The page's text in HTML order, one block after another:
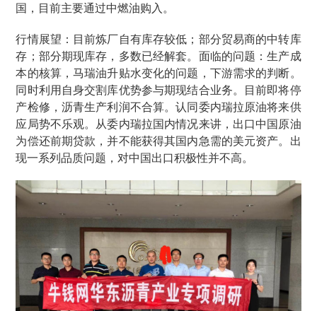
国，目前主要通过中燃油购入。
行情展望：目前炼厂自有库存较低；部分贸易商的中转库
存；部分期现库存，多数已经解套。面临的问题：生产成
本的核算，马瑞油升贴水变化的问题，下游需求的判断。
同时利用自身交割库优势参与期现结合业务。目前即将停
产检修，沥青生产利润不合算。认同委内瑞拉原油将来供
应局势不乐观。从委内瑞拉国内情况来讲，出口中国原油
为偿还前期贷款，并不能获得其国内急需的美元资产。出
现一系列品质问题，对中国出口积极性并不高。